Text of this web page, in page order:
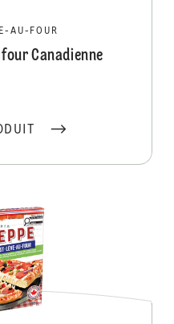
AU-FOUR
Canadienne